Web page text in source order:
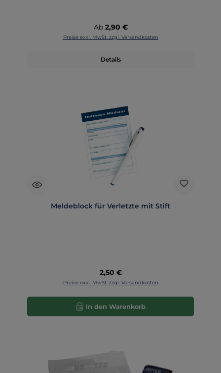
Regulärer Preis:
Ab 2,90 €
Preise exkl. MwSt. zzgl. Versandkosten
Details
Meldeblock für Verletzte mit Stift
Regulärer Preis:
2,50 €
Preise exkl. MwSt. zzgl. Versandkosten
In den Warenkorb